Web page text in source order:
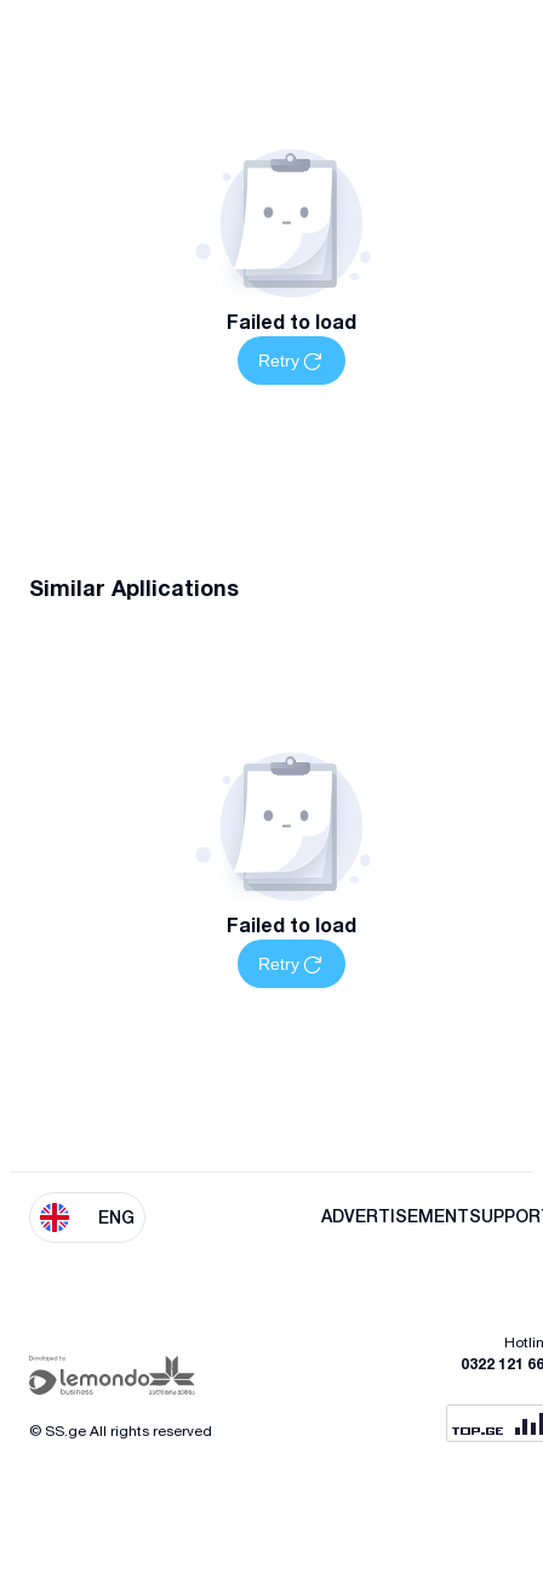
Failed to load
Retry
Similar Apllications
Failed to load
Retry
ENG ADVERTISEMENT
0322 121
© SS.ge All rights reserved